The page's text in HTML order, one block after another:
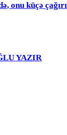
onu küçə
YAZIR